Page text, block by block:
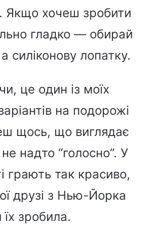
Якщо хочеш зробити
гладко — обирай
силіконову лопатку.
це один із моїх
на подорожі
щось, що виглядає
надто “голосно”. У
грають так красиво,
друзі з Нью-Йорка
зробила.